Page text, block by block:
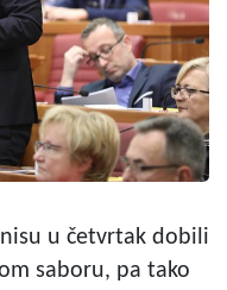
u četvrtak dobili
saboru, pa tako